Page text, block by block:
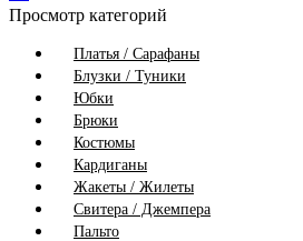
Просмотр категорий
Платья / Сарафаны
Блузки / Туники
Юбки
Брюки
Костюмы
Кардиганы
Жакеты / Жилеты
Свитера / Джемпера
Пальто